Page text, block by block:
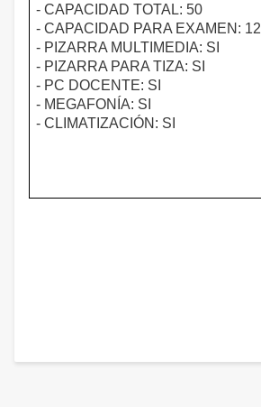
- CAPACIDAD TOTAL: 50
- CAPACIDAD PARA EXAMEN: 12
- PIZARRA MULTIMEDIA: SI
- PIZARRA PARA TIZA: SI
- PC DOCENTE: SI
- MEGAFONÍA: SI
- CLIMATIZACIÓN: SI